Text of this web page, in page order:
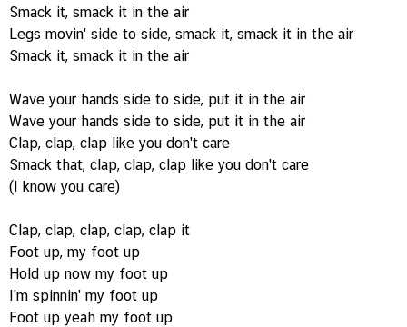
Smack it, smack it in the air
Legs movin' side to side, smack it, smack it in the air
Smack it, smack it in the air
Wave your hands side to side, put it in the air
Wave your hands side to side, put it in the air
Clap, clap, clap like you don't care
Smack that, clap, clap, clap like you don't care
(I know you care)
Clap, clap, clap, clap, clap it
Foot up, my foot up
Hold up now my foot up
I'm spinnin' my foot up
Foot up yeah my foot up